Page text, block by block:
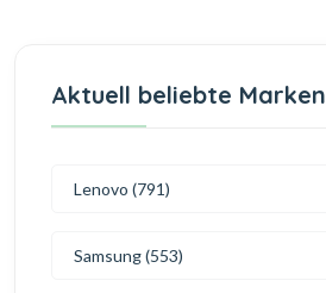
Aktuell beliebte Marken
Lenovo (791)
Samsung (553)